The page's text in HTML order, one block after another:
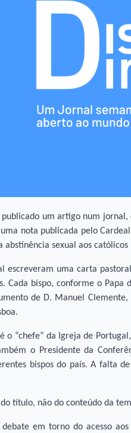
um artigo num
nota publicada pelo
sexual aos católicos
escreveram uma carta
Cada bispo, conforme o Papa
de D. Manuel
o “chefe” da Igreja de
o Presidente da
bispos do país. A falta
título, não do conteúdo da
em torno do acesso